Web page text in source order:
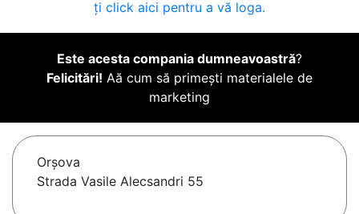
ți click aici pentru a vă loga.
Este acesta compania dumneavoastră?
Felicitări! Aă cum să primești materialele de
marketing
Orşova
Strada Vasile Alecsandri 55